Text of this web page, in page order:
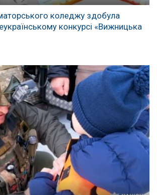
коледжу здобула
конкурсі «Вижницька